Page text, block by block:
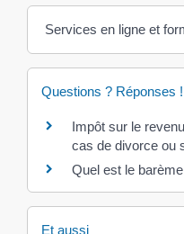
Services en ligne et
Questions ? Réponses !
Impôt sur le
cas de divorce ou
Quel est le
Et aussi